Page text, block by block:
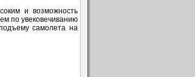
и возможность
по увековечиванию
самолета на